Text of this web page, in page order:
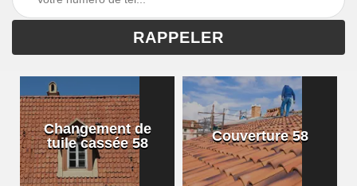
Changement de
tuile cassée 58
Couverture 58